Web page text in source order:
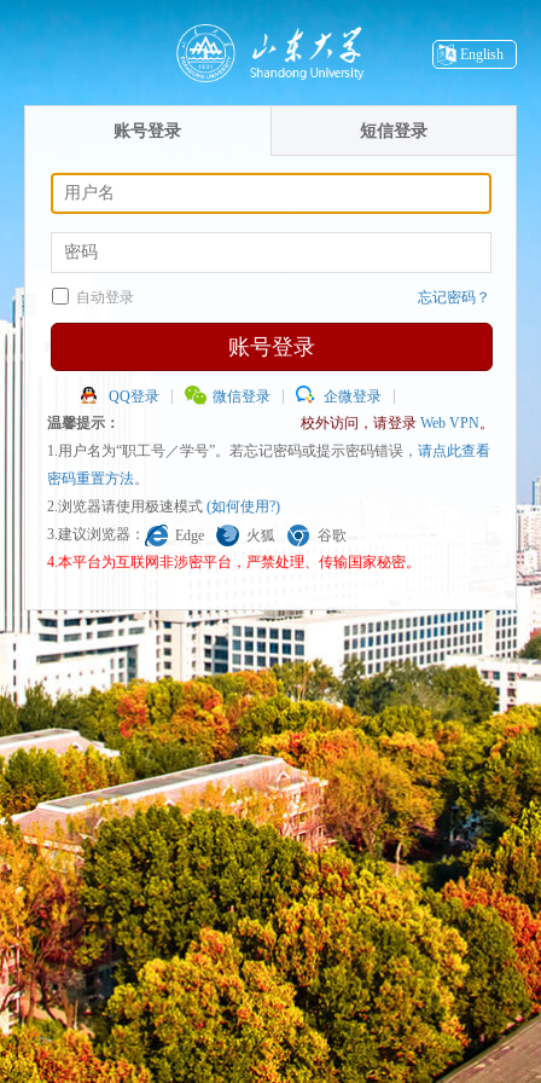
English
账号登录 短信登录
自动登录 忘记密码？
账号登录
QQ登录 微信登录
企微登录
温馨提示：
校外访问，请登录 Web VPN。
1.用户名为“职工号／学号”。若忘记密码或提示密码错误， 请点此查看
密码重置方法。
2.浏览器请使用极速模式 (如何使用?)
3.建议浏览器：
Edge 火狐
谷歌
4.本平台为互联网非涉密平台，严禁处理、传输国家秘密。